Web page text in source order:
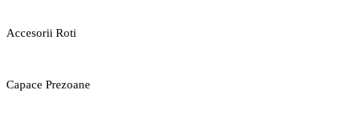
Accesorii Roti
Capace Prezoane